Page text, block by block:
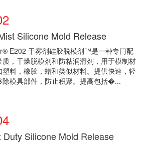
Silicone Mold Release
E202 干雾剂硅胶脱模剂™是一种专门配
质，干燥脱模剂和防粘润滑剂，用于模制材
塑料，橡胶，蜡和类似材料。提供快速，轻
除模具部件，防止积聚。提高包括�...
Duty Silicone Mold Release